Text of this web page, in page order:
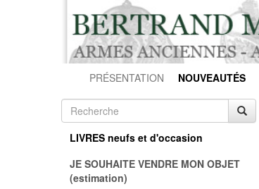
PRÉSENTATION NOUVEAUTÉS
LIVRES neufs et d'occasion
JE SOUHAITE VENDRE MON OBJET
(estimation)